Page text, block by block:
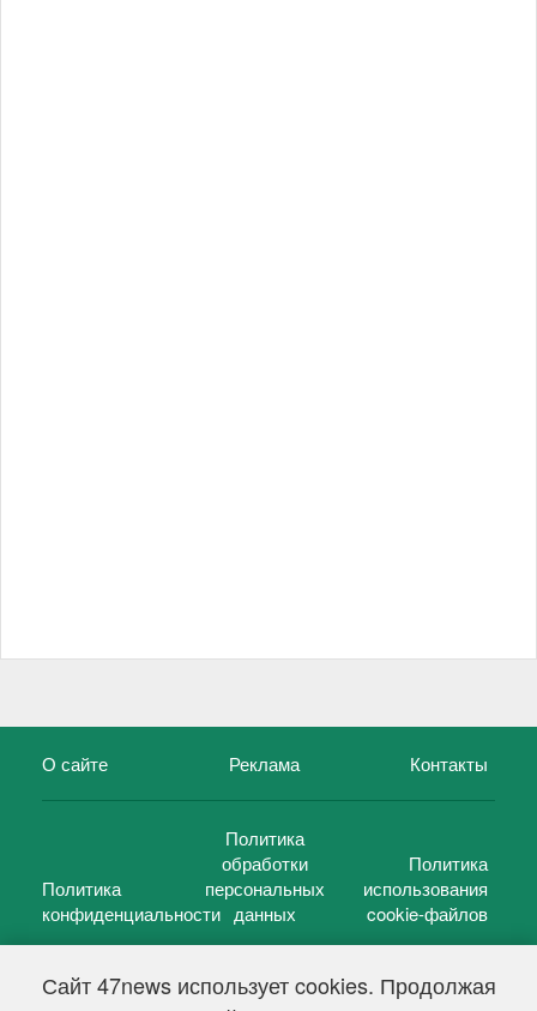
Сайт 47news использует cookies. Продолжая
О сайте Реклама Контакты
Политика
конфиденциальности
Политика
обработки
персональных
данных
Политика
использования
cookie-файлов